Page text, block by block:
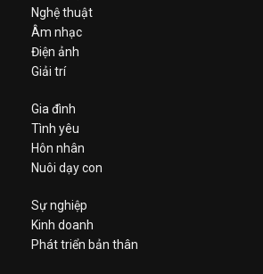
Nghệ thuật
Âm nhạc
Điện ảnh
Giải trí
Gia đình
Tình yêu
Hôn nhân
Nuôi dạy con
Sự nghiệp
Kinh doanh
Phát triển bản thân